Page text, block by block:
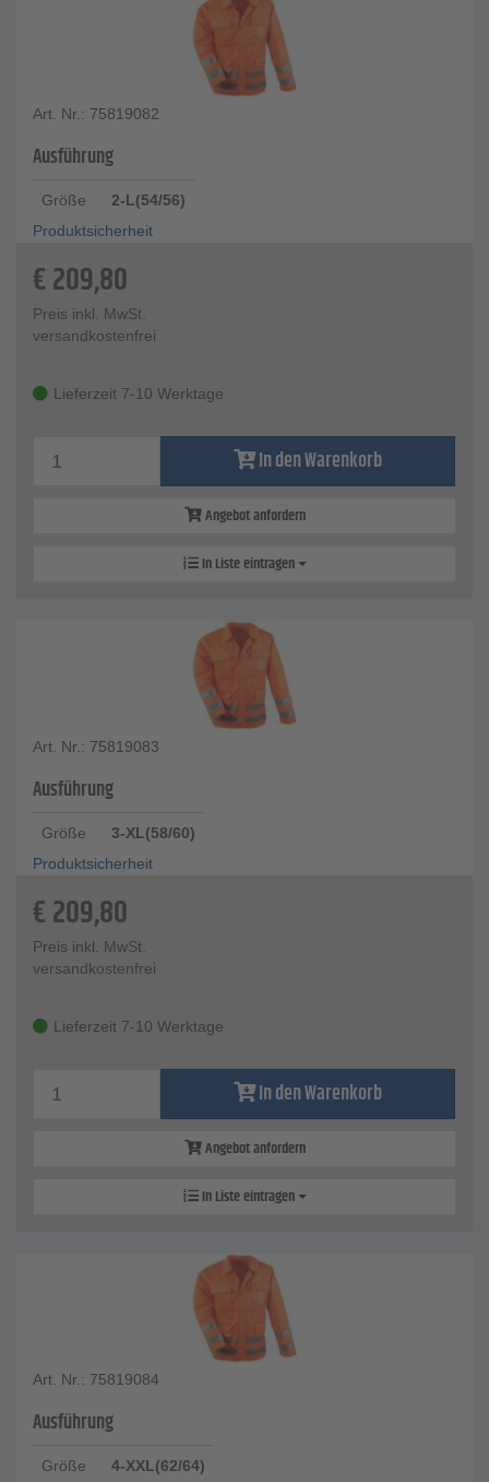
Art. Nr.: 75819082
Ausführung
Größe
2-L(54/56)
Produktsicherheit
€209,80
Preis inkl. MwSt.
versandkostenfrei
Lieferzeit 7-10 Werktage
In den Warenkorb
Angebot anfordern
In Liste eintragen
Art. Nr.: 75819083
Ausführung
Größe
3-XL(58/60)
Produktsicherheit
€209,80
Preis inkl. MwSt.
versandkostenfrei
Lieferzeit 7-10 Werktage
In den Warenkorb
Angebot anfordern
In Liste eintragen
Art. Nr.: 75819084
Ausführung
Größe 4-XXL(62/64)